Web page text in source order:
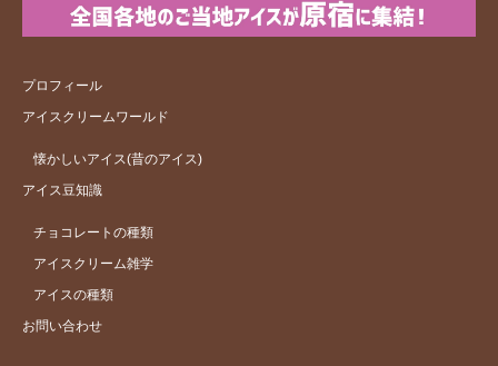
プロフィール
アイスクリームワールド
懐かしいアイス(昔のアイス)
アイス豆知識
チョコレートの種類
アイスクリーム雑学
アイスの種類
お問い合わせ